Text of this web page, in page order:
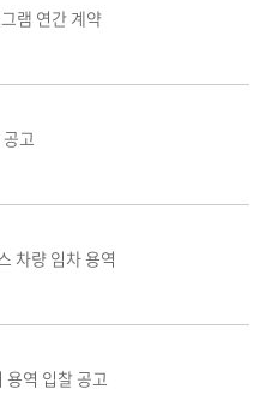
램 연간 계약
고
차량 임차 용역
역 입찰 공고